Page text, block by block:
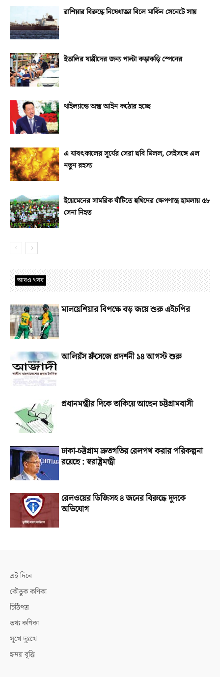
রাশিয়ার বিরুদ্ধে নিষেধাজ্ঞা বিলে মার্কিন সেনেটে সায়
ইতালির যাত্রীদের জন্য পাল্টা কড়াকড়ি স্পেনের
থাইল্যান্ডে অস্ত্র আইন কঠোর হচ্ছে
এ যাবৎকালের সূর্যের সেরা ছবি মিলল, সেইসঙ্গে এল
নতুন রহস্য
ইয়েমেনের সামরিক ঘাঁটিতে হুথিদের ক্ষেপণাস্ত্র হামলায় ৫৮
সেনা নিহত
আরও খবর
মালয়েশিয়ার বিপক্ষে বড় জয়ে শুরু এইচপির
আলিয়ঁস ফ্রঁসেজে প্রদর্শনী ১৪ আগস্ট শুরু
প্রধানমন্ত্রীর দিকে তাকিয়ে আছেন চট্টগ্রামবাসী
ঢাকা-চট্টগ্রাম দ্রুতগতির রেলপথ করার পরিকল্পনা
রয়েছে : স্বরাষ্ট্রমন্ত্রী
রেলওয়ের ডিজিসহ ৪ জনের বিরুদ্ধে দুদকে
অভিযোগ
এই দিনে
কৌতুক কণিকা
চিঠিপত্র
তথ্য কণিকা
সুখে দুঃখে
হৃদয় বৃত্তি